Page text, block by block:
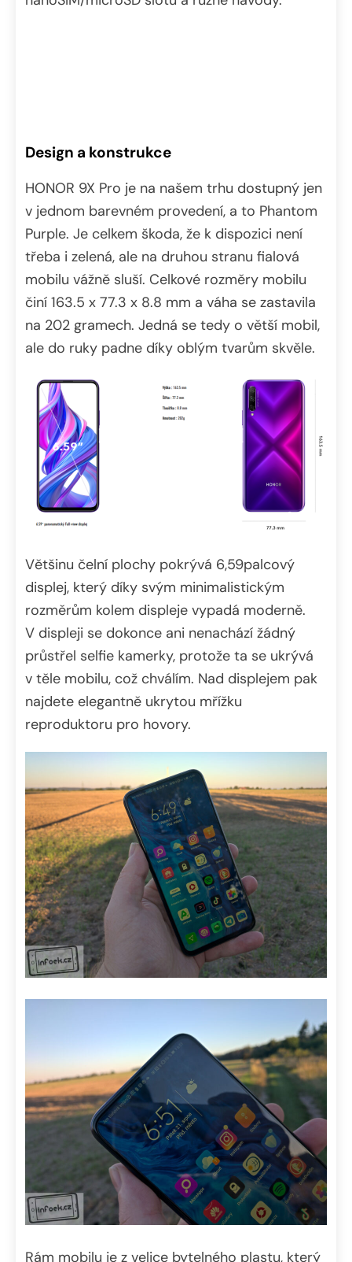
Design a konstrukce
HONOR 9X Pro je na našem trhu dostupný jen
v jednom barevném provedení, a to Phantom
Purple. Je celkem škoda, že k dispozici není
třeba i zelená, ale na druhou stranu fialová
mobilu vážně sluší. Celkové rozměry mobilu
činí 163.5 x 77.3 x 8.8 mm a váha se zastavila
na 202 gramech. Jedná se tedy o větší mobil,
ale do ruky padne díky oblým tvarům skvěle.
Většinu čelní plochy pokrývá 6,59palcový
displej, který díky svým minimalistickým
rozměrům kolem displeje vypadá moderně.
V displeji se dokonce ani nenachází žádný
průstřel selfie kamerky, protože ta se ukrývá
v těle mobilu, což chválím. Nad displejem pak
najdete elegantně ukrytou mřížku
reproduktoru pro hovory.
Rám mobilu je z velice bytelného plastu, který